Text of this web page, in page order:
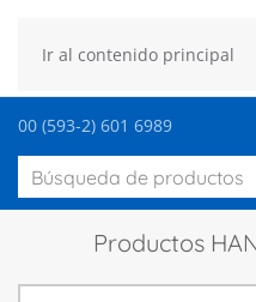
Ir al contenido principal
00 (593-2) 601 6989
Productos